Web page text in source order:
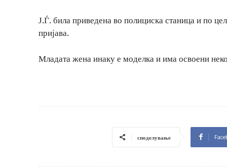
Ј.Ѓ. била приведена во полициска станица и по
пријава.
Младата жена инаку е моделка и има освоени
споделување